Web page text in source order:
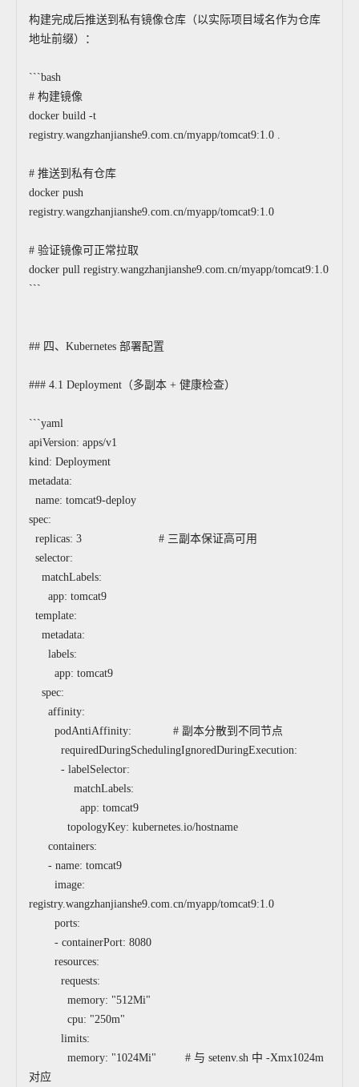
构建完成后推送到私有镜像仓库（以实际项目域名作为仓库
地址前缀）：
```bash
# 构建镜像
docker build -t
registry.wangzhanjianshe9.com.cn/myapp/tomcat9:1.0 .
# 推送到私有仓库
docker push
registry.wangzhanjianshe9.com.cn/myapp/tomcat9:1.0
# 验证镜像可正常拉取
docker pull registry.wangzhanjianshe9.com.cn/myapp/tomcat9:1.0
```
## 四、Kubernetes 部署配置
### 4.1 Deployment（多副本 + 健康检查）
```yaml
apiVersion: apps/v1
kind: Deployment
metadata:
name: tomcat9-deploy
spec:
replicas: 3 # 三副本保证高可用
selector:
matchLabels:
app: tomcat9
template:
metadata:
labels:
app: tomcat9
spec:
affinity:
podAntiAffinity: # 副本分散到不同节点
requiredDuringSchedulingIgnoredDuringExecution:
- labelSelector:
matchLabels:
app: tomcat9
topologyKey: kubernetes.io/hostname
containers:
- name: tomcat9
image:
registry.wangzhanjianshe9.com.cn/myapp/tomcat9:1.0
ports:
- containerPort: 8080
resources:
requests:
memory: "512Mi"
cpu: "250m"
limits:
memory: "1024Mi" # 与 setenv.sh 中 -Xmx1024m
对应